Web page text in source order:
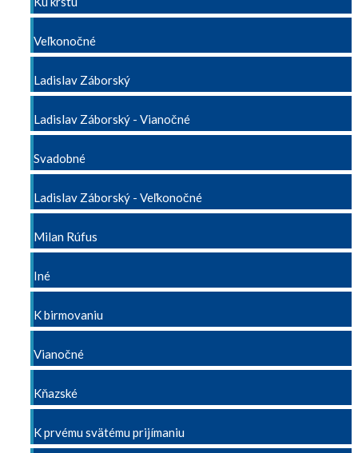
Veľkonočné
Ladislav Záborský
Ladislav Záborský - Vianočné
Svadobné
Ladislav Záborský - Veľkonočné
Milan Rúfus
Iné
K birmovaniu
Vianočné
Kňazské
K prvému svätému prijímaniu